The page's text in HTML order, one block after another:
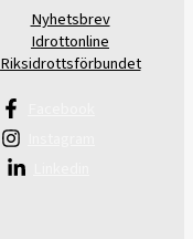
Nyhetsbrev
Idrottonline
Riksidrottsförbundet